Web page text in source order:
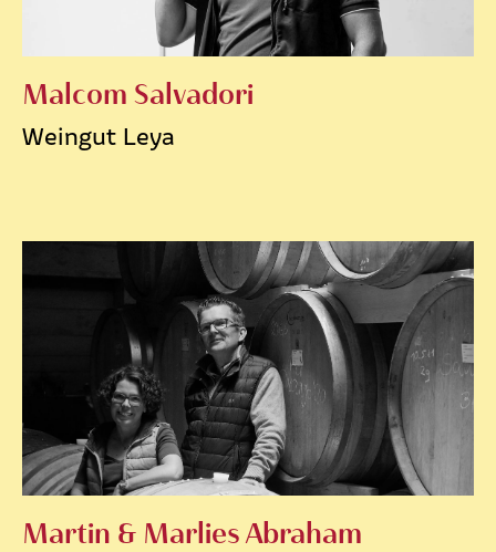
Malcom Salvadori
Weingut Leya
Martin & Marlies Abraham